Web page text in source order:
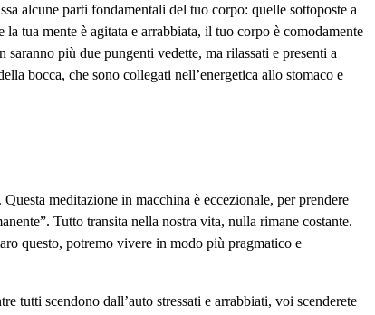
alcune parti fondamentali del tuo corpo: quelle sottoposte a
tua mente è agitata e arrabbiata, il tuo corpo è comodamente
più due pungenti vedette, ma rilassati e presenti a
bocca, che sono collegati nell’energetica allo stomaco e
meditazione in macchina è eccezionale, per prendere
Tutto transita nella nostra vita, nulla rimane costante.
questo, potremo vivere in modo più pragmatico e
tutti scendono dall’auto stressati e arrabbiati, voi scenderete